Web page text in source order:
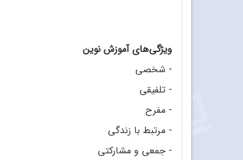
ویژگی‌های آموزش نوین
- شخصی
- تلفیقی
- مفرح
- مرتبط با زندگی
- جمعی و مشارکتی